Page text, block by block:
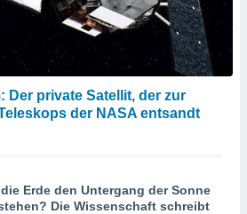
Der private Satellit, der zur
der NASA entsandt
Erde den Untergang der Sonne
Die Wissenschaft schreibt